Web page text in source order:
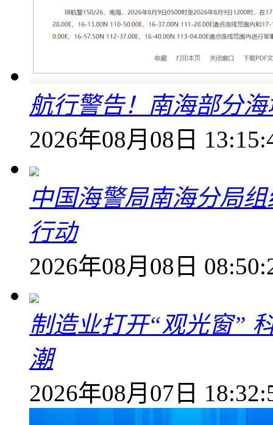
航行警告！南海部分
2026年08月08日
中国海警局南海分局
行动
2026年08月08日
制造业打开“观光窗”
潮
2026年08月07日